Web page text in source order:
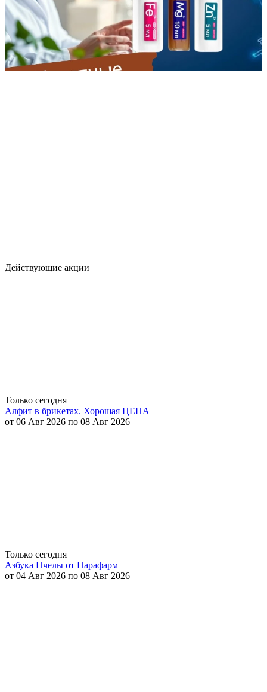
Действующие акции
Только сегодня
Алфит в брикетах. Хорошая ЦЕНА
от 06 Авг 2026 по 08 Авг 2026
Только сегодня
Азбука Пчелы от Парафарм
от 04 Авг 2026 по 08 Авг 2026